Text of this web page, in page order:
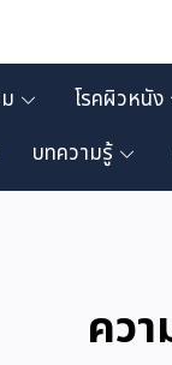
โรคผิวหนัง
บทความรู้
คว